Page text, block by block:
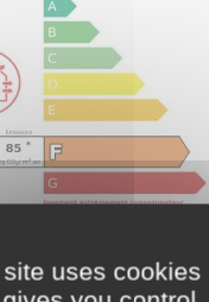
le 20/02/2026)
uses cookies